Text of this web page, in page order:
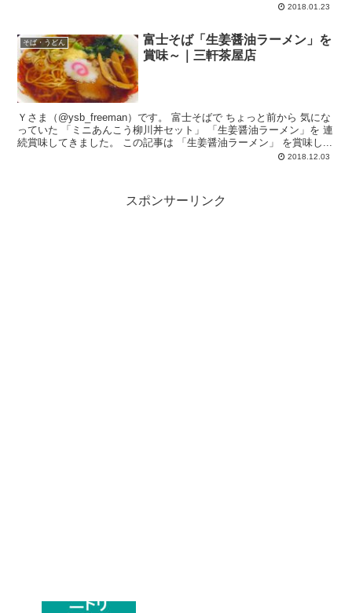
2018.01.23
そば・うどん
富士そば「生姜醤油ラーメン」を
賞味～｜三軒茶屋店
Ｙさま（@ysb_freeman）です。 富士そばで ちょっと前から 気にな
っていた 「ミニあんこう柳川丼セット」 「生姜醤油ラーメン」を 連
続賞味してきました。 この記事は 「生姜醤油ラーメン」 を賞味し...
2018.12.03
スポンサーリンク